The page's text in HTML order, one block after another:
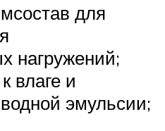
для
нагружений;
влаге и
эмульсии;